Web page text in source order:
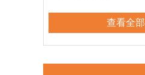
查看全部